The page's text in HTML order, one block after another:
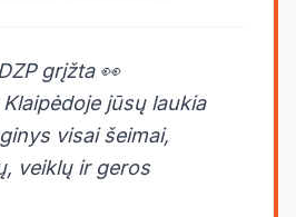
grįžta 👀
jūsų laukia
visai šeimai,
veiklų ir geros